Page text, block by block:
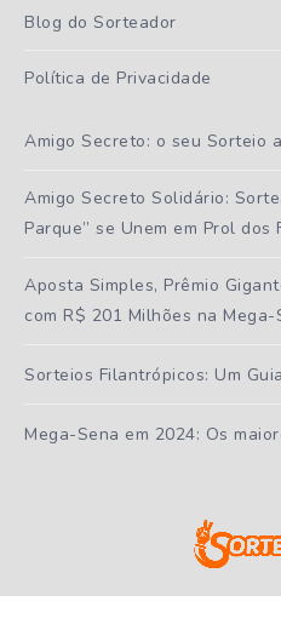
Blog do Sorteador
Política de Privacidade
Amigo Secreto: o seu Sorteio
Amigo Secreto Solidário:
Parque” se Unem em Prol dos
Aposta Simples, Prêmio
com R$ 201 Milhões na Mega-
Sorteios Filantrópicos: Um
Mega-Sena em 2024: Os